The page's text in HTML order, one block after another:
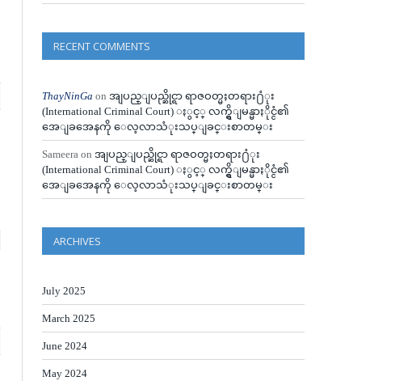
RECENT COMMENTS
ThayNinGa on အျပည္ျပည္ဆိုင္ရာ ရာဇဝတ္မႈတရား႐ံုး
(International Criminal Court) ႏွင့္ လက္ရွိျမန္မာႏိုင္ငံ၏
အေျခအေနကို ေလ့လာသံုးသပ္ျခင္းစာတမ္း
Sameera on အျပည္ျပည္ဆိုင္ရာ ရာဇဝတ္မႈတရား႐ံုး
(International Criminal Court) ႏွင့္ လက္ရွိျမန္မာႏိုင္ငံ၏
အေျခအေနကို ေလ့လာသံုးသပ္ျခင္းစာတမ္း
ARCHIVES
July 2025
March 2025
June 2024
May 2024